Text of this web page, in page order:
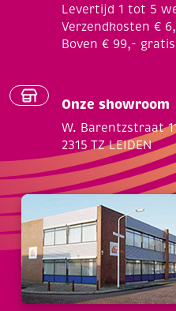
Levertijd 1 tot 5
Verzendkosten €
Boven € 99,-
Onze showroom
W. Barentzstraat
2315 TZ LEIDEN